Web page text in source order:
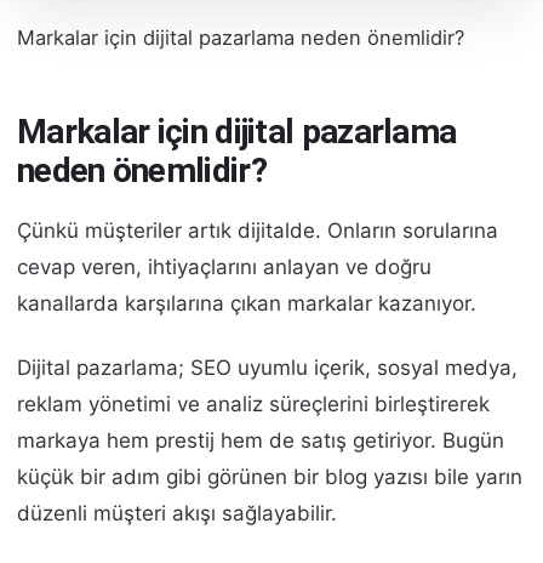
Markalar için dijital pazarlama neden önemlidir?
Markalar için dijital pazarlama
neden önemlidir?
Çünkü müşteriler artık dijitalde. Onların sorularına
cevap veren, ihtiyaçlarını anlayan ve doğru
kanallarda karşılarına çıkan markalar kazanıyor.
Dijital pazarlama; SEO uyumlu içerik, sosyal medya,
reklam yönetimi ve analiz süreçlerini birleştirerek
markaya hem prestij hem de satış getiriyor. Bugün
küçük bir adım gibi görünen bir blog yazısı bile yarın
düzenli müşteri akışı sağlayabilir.